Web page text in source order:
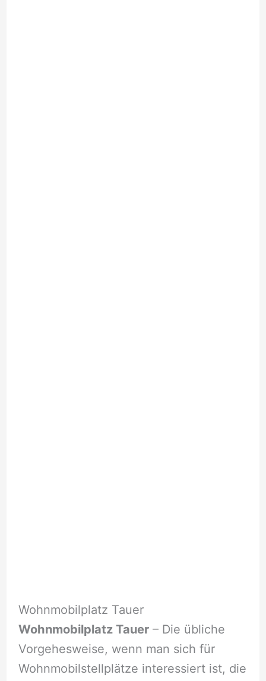
Wohnmobilplatz Tauer
Wohnmobilplatz Tauer– Die übliche
Vorgehesweise, wenn man sich für
Wohnmobilstellplätze interessiert ist, die